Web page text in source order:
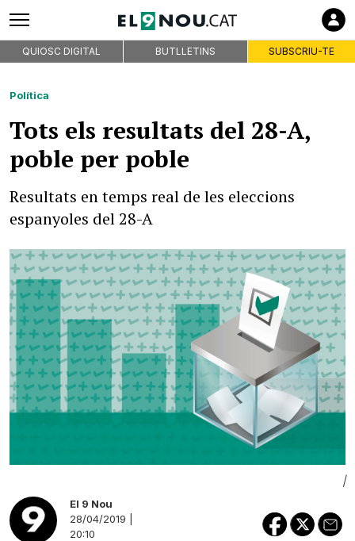
QUIOSC DIGITAL BUTLLETINS SUBSCRIU-TE
Política
Tots els resultats del 28-A,
poble per poble
Resultats en temps real de les eleccions
espanyoles del 28-A
|
El 9 Nou
28/04/2019 |
20:10